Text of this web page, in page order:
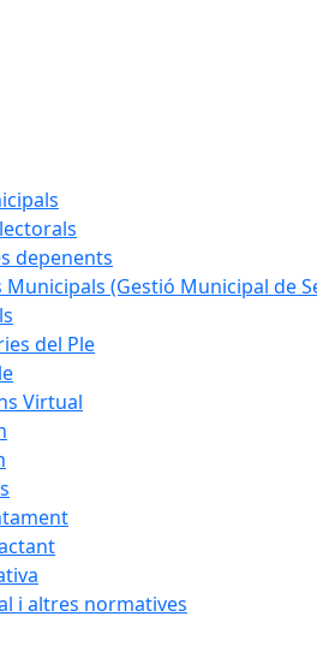
depenents
Municipals (Gestió Municipal de
del Ple
Virtual
i altres normatives